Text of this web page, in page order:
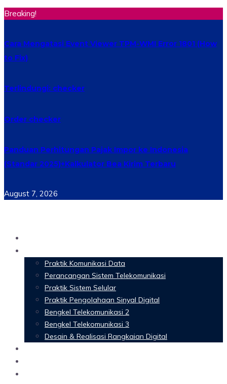
Breaking!
Cara Mengatasi Event Viewer TPM-WMI Error 1801 (How
to Fix)
Terlindungi: checker
Order checker
Panduan Perhitungan Pajak Impor ke Indonesia
(Standar 2025)+Kalkulator Bea Kirim Terbaru
August 7, 2026
Praktik Komunikasi Data
Perancangan Sistem Telekomunikasi
Praktik Sistem Selular
Praktik Pengolahaan Sinyal Digital
Bengkel Telekomunikasi 2
Bengkel Telekomunikasi 3
Desain & Realisasi Rangkaian Digital